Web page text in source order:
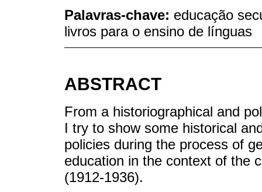
Palavras-chave: educação
livros para o ensino de línguas
ABSTRACT
From a historiographical and
I try to show some historical
policies during the process of
education in the context of the
(1912-1936).